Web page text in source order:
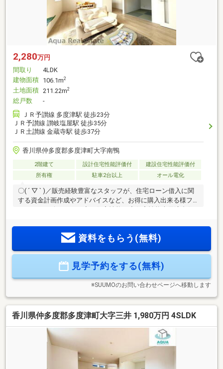
2,280万円
間取り
4LDK
建物面積 106.1m2
土地面積 211.22m2
総戸数
-
ＪＲ予讃線 多度津駅 徒歩23分
ＪＲ予讃線 讃岐塩屋駅 徒歩35分
ＪＲ土讃線 金蔵寺駅 徒歩37分
香川県仲多度郡多度津町大字南鴨
2階建て 設計住宅性能評価付
建設住宅性能評価付
所有権
駐車2台以上 オール電化
〇( ´ ▽ ` )／販売経験豊富なスタッフが、住宅ローン借入に関
する資金計画作成やアドバイスなど、お得に購入出来る様フ
高ランク等級の高品質住宅♪（耐震２項目・劣化対策・維持管
理・耐風・ホルムアルデヒド対策）◇ ご案内 ◇物件資
入も可能です。数ある融資機関からお客様に最適な融資先の
ご提案させて頂きます！
資料をもらう(無料)
見学予約をする(無料)
※SUUMOのお問い合わせページへ移動します
香川県仲多度郡多度津町大字三井 1,980万円 4SLDK